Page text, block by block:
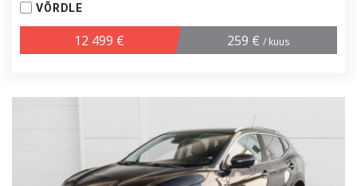
VÕRDLE
12 499 € 259 € / kuus